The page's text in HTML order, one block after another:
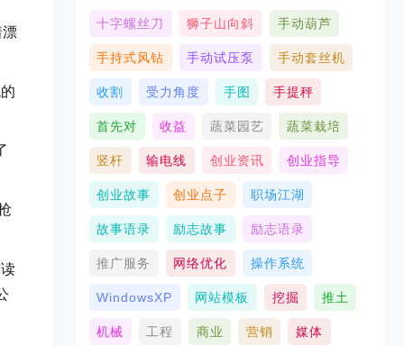
十字螺丝刀 狮子山向斜 手动葫芦
手持式风钻 手动试压泵 手动套丝机
收割 受力角度 手图 手提秤
首先对 收益 蔬菜园艺 蔬菜栽培
竖杆 输电线 创业资讯 创业指导
创业故事 创业点子 职场江湖
故事语录 励志故事 励志语录
推广服务 网络优化 操作系统
WindowsXP 网站模板 挖掘 推土
机械 工程 商业 营销 媒体